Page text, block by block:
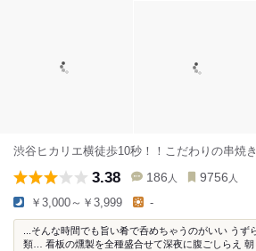
渋谷ヒカリエ横徒歩10秒！！こだわりの串焼
3.38 186 人 9756 人
￥3,000～￥3,999 -
...そんな時間でも旨い肴で呑めちゃうのがいい うず
類… 看板の燻製を全種盛合せて深夜に腹ごしらえ